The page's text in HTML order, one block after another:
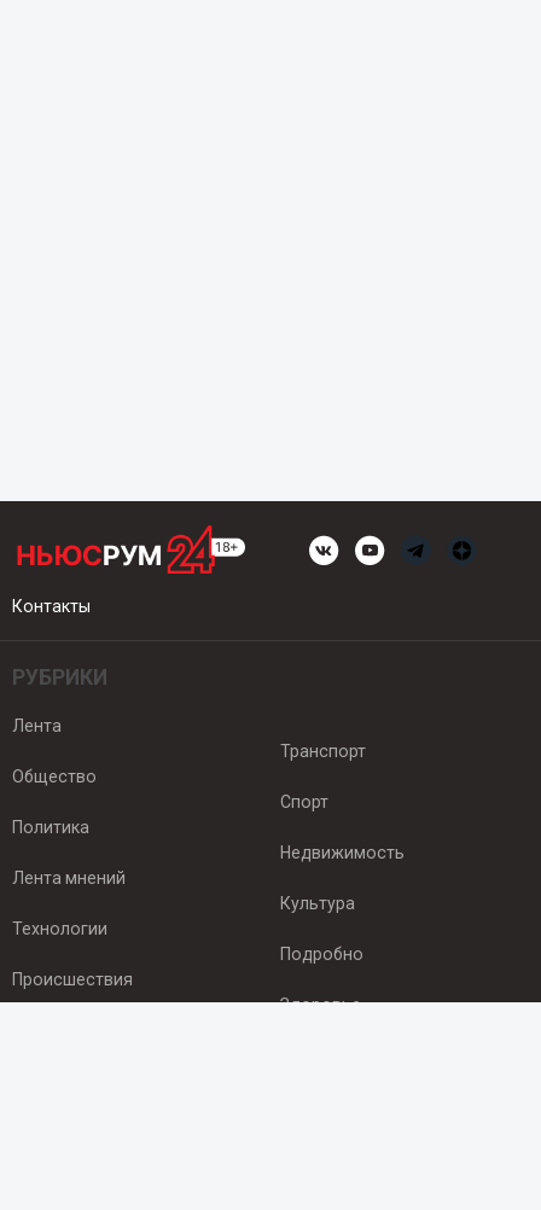
Контакты
РУБРИКИ
Лента
Общество
Политика
Лента мнений
Технологии
Происшествия
Транспорт
Спорт
Недвижимость
Культура
Подробно
Здоровье